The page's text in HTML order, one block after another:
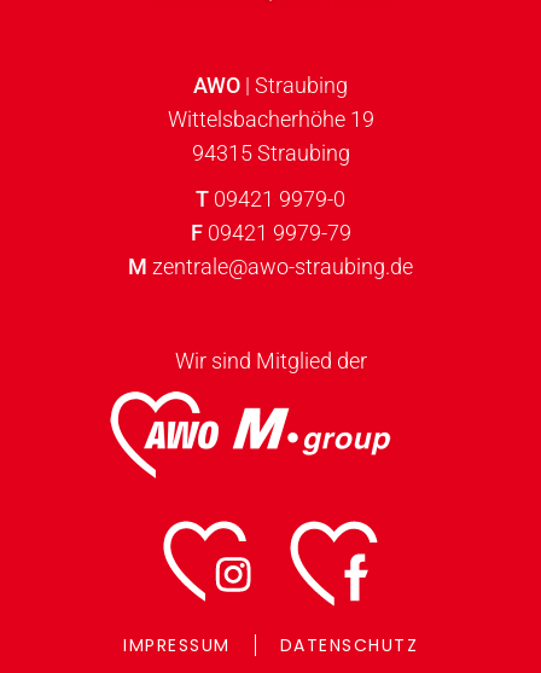
AWO | Straubing
Wittelsbacherhöhe 19
94315 Straubing
T 09421 9979-0
F09421 9979-79
M zentrale@awo-straubing.de
Wir sind Mitglied der
IMPRESSUM
DATENSCHUTZ